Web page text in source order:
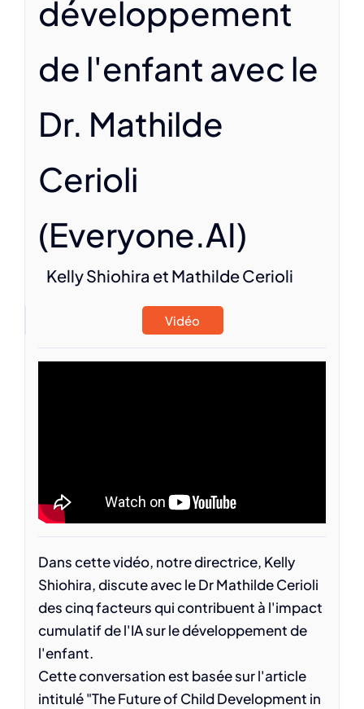
développement
de l'enfant avec le
Dr. Mathilde
Cerioli
(Everyone.AI)
Kelly Shiohira et Mathilde Cerioli
Vidéo
Dans cette vidéo, notre directrice, Kelly
Shiohira, discute avec le Dr Mathilde Cerioli
des cinq facteurs qui contribuent à l'impact
cumulatif de l'IA sur le développement de
l'enfant.
Cette conversation est basée sur l'article
intitulé "The Future of Child Development in